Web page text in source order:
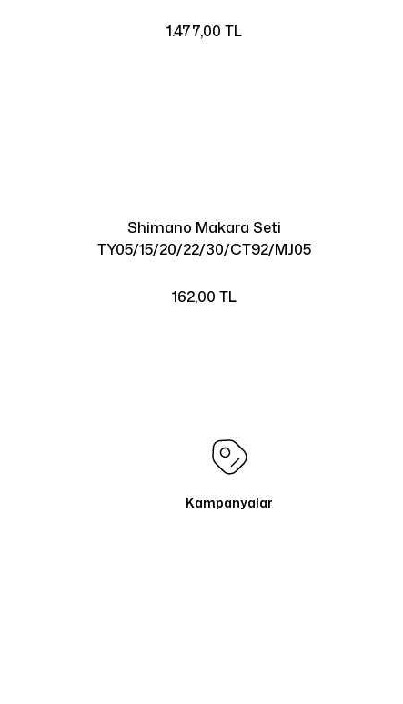
1.477,00 TL
Shimano Makara Seti
TY05/15/20/22/30/CT92/MJ05
162,00 TL
Kampanyalar